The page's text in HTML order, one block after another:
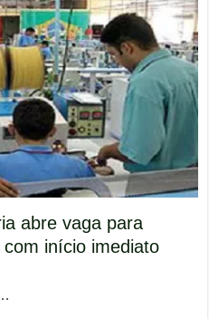
abre vaga para
início imediato